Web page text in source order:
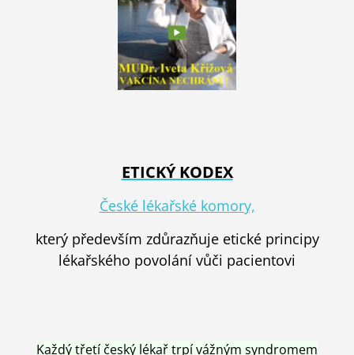
ETICKÝ KODEX
České lékařské komory,
který především zdůrazňuje etické principy
lékařského povolání vůči pacientovi
Každý třetí český lékař trpí vážným syndromem